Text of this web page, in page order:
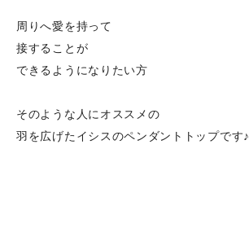
周りへ愛を持って
接することが
できるようになりたい方
そのような人にオススメの
羽を広げたイシスのペンダントトップです♪